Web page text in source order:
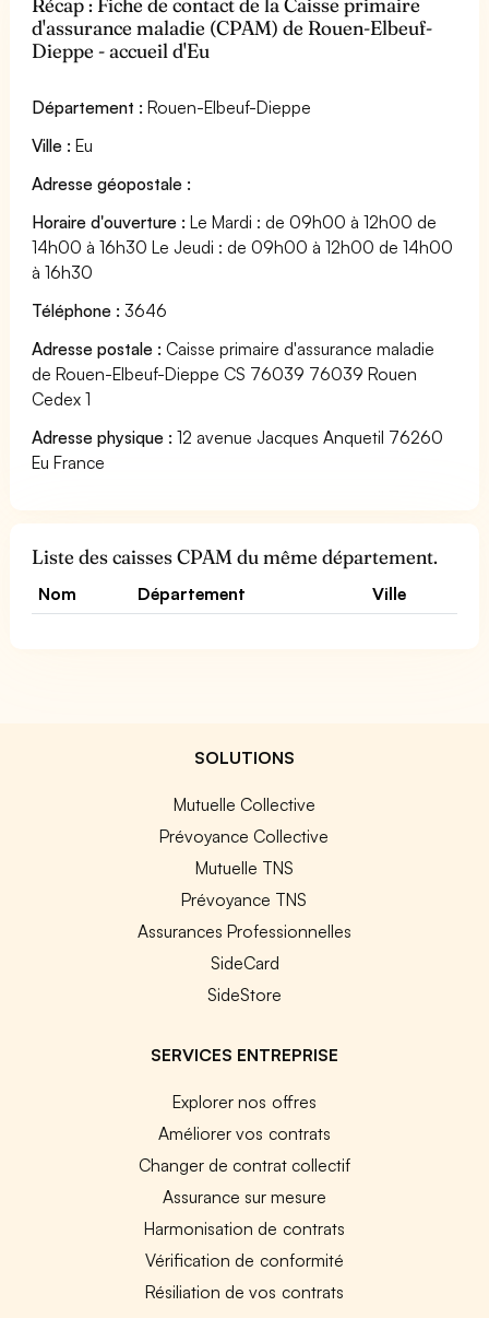
d'assurance maladie (CPAM) de Rouen-Elbeuf-
Dieppe - accueil d'Eu
Département : Rouen-Elbeuf-Dieppe
Ville : Eu
Adresse géopostale :
Horaire d'ouverture : Le Mardi : de 09h00 à 12h00 de
14h00 à 16h30 Le Jeudi : de 09h00 à 12h00 de 14h00
à 16h30
Téléphone : 3646
Adresse postale : Caisse primaire d'assurance maladie
de Rouen-Elbeuf-Dieppe CS 76039 76039 Rouen
Cedex 1
Adresse physique : 12 avenue Jacques Anquetil 76260
Eu France
Liste des caisses CPAM du même département.
Nom Département Ville
SOLUTIONS
Mutuelle Collective
Prévoyance Collective
Mutuelle TNS
Prévoyance TNS
Assurances Professionnelles
SideCard
SideStore
SERVICES ENTREPRISE
Explorer nos offres
Améliorer vos contrats
Changer de contrat collectif
Assurance sur mesure
Harmonisation de contrats
Vérification de conformité
Résiliation de vos contrats